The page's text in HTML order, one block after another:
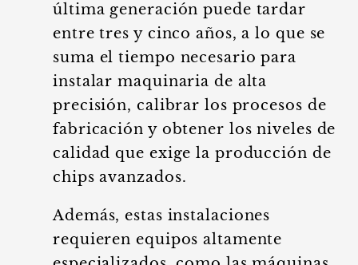
última generación puede tardar
entre tres y cinco años, a lo que se
suma el tiempo necesario para
instalar maquinaria de alta
precisión, calibrar los procesos de
fabricación y obtener los niveles de
calidad que exige la producción de
chips avanzados.
Además, estas instalaciones
requieren equipos altamente